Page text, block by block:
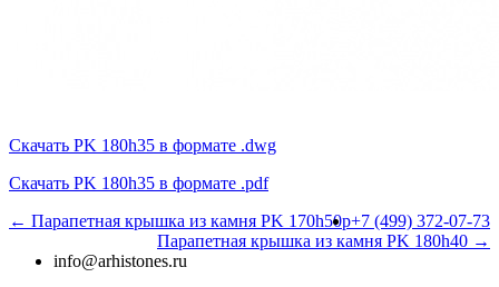
Скачать PK 180h35 в формате .dwg
Скачать PK 180h35 в формате .pdf
← Парапетная крышка из камня PK 170h50p
Парапетная крышка из камня PK 180h40 →
+7 (499) 372-07-73
info@arhistones.ru